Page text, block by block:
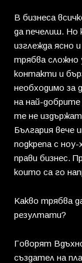
В бизнеса
да печелиш. Но
изглежда ясно
трябва сложно
контакти и
необходимо за
на най-добрите
те не
България вече
подкрепа с
прави бизнес.
които са го
Какво трябва
резултати?
Говорят
създател на